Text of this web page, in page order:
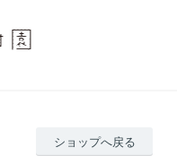
ショップへ戻る